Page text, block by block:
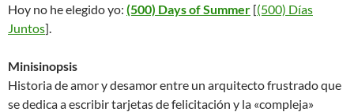
Hoy no he elegido yo: (500) Days of Summer [(500) Días
Juntos].
Minisinopsis
Historia de amor y desamor entre un arquitecto frustrado que
se dedica a escribir tarjetas de felicitación y la «compleja»